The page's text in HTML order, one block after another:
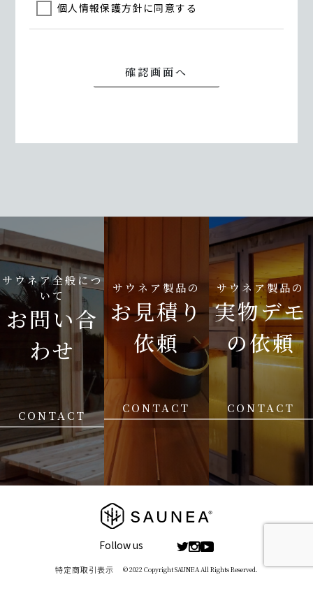
当社では、個人情報とはお客様を識別できる情報
のことで、氏名、会社名、住所、電話番号、メー
当社は取得した個人情報を原則として第三者に提
供、開示などいたしません。 但し、以下の個人情
報を書面または電子媒体により、当社の提携会社
に提供する場合がございます。
1. 法令に基づく場合 2. 法律上照会権限を有する者
から書面による正式な協力要請、照会があり、お
客様本人の同意を得ることにより当該事務の遂行
に支障をおよぼすおそれがあるとき 3. 人の生命、
身体又は財産保護の為に必要がある場合であって
お客様本人の同意を得ることが困難であるとき
お客様が、ご自身の個人情報について照会、修正
などを希望される場合には、当社が定める方法に
よりお客様本人であることが確認できた場合に限
り対応させていただきます。 当社は、当社が保有
する個人情報に関して適用される日本の法令、そ
の他規範を遵守するとともに、本ポリシーの内容
個人情報保護方針に同意する
サウネア全般につ
いて
お問い合
わせ
CONTACT
サウネア製品の
お見積り
依頼
CONTACT
サウネア製品の
実物デモ
の依頼
CONTACT
Follow us
特定商取引表示 © 2022 Copyright SAUNEA All Rights Reserved.